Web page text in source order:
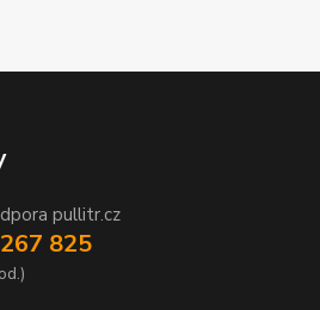
pullitr.cz
825